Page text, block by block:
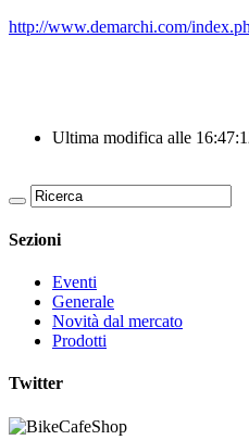
http://www.demarchi.com/
Ultima modifica alle
Sezioni
Eventi
Generale
Novità dal mercato
Prodotti
Twitter